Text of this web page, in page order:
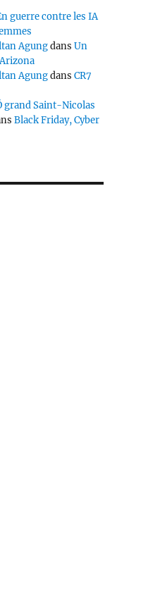
guerre contre les IA
AgungdansUn
AgungdansCR7
grand Saint-Nicolas
Black Friday, Cyber